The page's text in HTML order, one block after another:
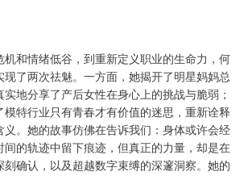
机和情绪低谷，到重新定义职业的生命力，何
了两次祛魅。一方面，她揭开了明星妈妈总
地分享了产后女性在身心上的挑战与脆弱；
模特行业只有青春才有价值的迷思，重新诠释
义。她的故事仿佛在告诉我们：身体或许会经
间的轨迹中留下痕迹，但真正的力量，却是在
确认，以及超越数字束缚的深邃洞察。她的